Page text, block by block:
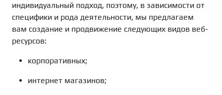
индивидуальный подход, поэтому, в зависимости от
специфики и рода деятельности, мы предлагаем
вам создание и продвижение следующих видов веб-
ресурсов:
корпоративных;
интернет магазинов;